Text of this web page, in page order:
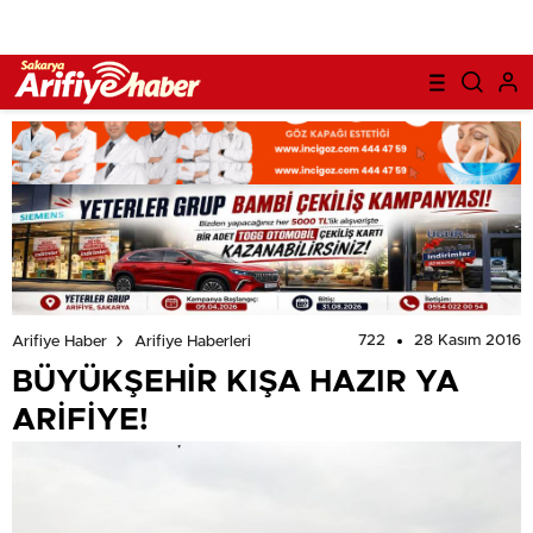
Arifiye Haber Arifiye Haberleri 722 28 Kasım 2016
BÜYÜKŞEHİR KIŞA HAZIR YA
ARİFİYE!